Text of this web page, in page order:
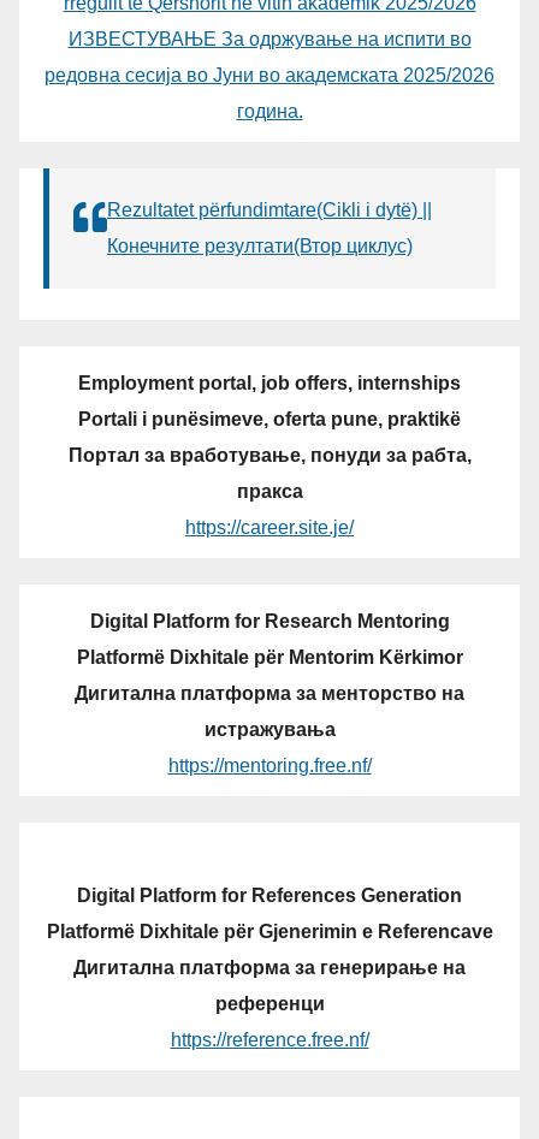
ИЗВЕСТУВАЊЕ За одржување на испити во
редовна сесија во Јуни во академската 2025/2026
година.
Rezultatet përfundimtare(Cikli i dytë) ||
Конечните резултати(Втор циклус)
Employment portal, job offers, internships
Portali i punësimeve, oferta pune, praktikë
Портал за вработување, понуди за рабта,
пракса
https://career.site.je/
Digital Platform for Research Mentoring
Platformë Dixhitale për Mentorim Kërkimor
Дигитална платформа за менторство на
истражувања
https://mentoring.free.nf/
Digital Platform for References Generation
Platformë Dixhitale për Gjenerimin e Referencave
Дигитална платформа за генерирање на
референци
https://reference.free.nf/